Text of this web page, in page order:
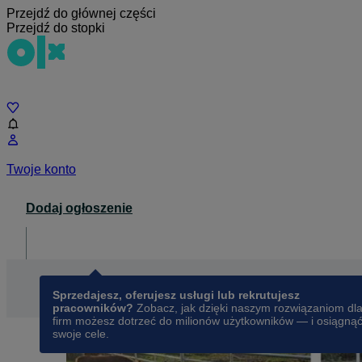
Przejdź do głównej części
Przejdź do stopki
Twoje konto
Dodaj ogłoszenie
Sprzedajesz, oferujesz usługi lub rekrutujesz
pracowników? Zobacz, jak dzięki naszym rozwiązaniom dla
firm możesz dotrzeć do milionów użytkowników — i osiągnąć
swoje cele.